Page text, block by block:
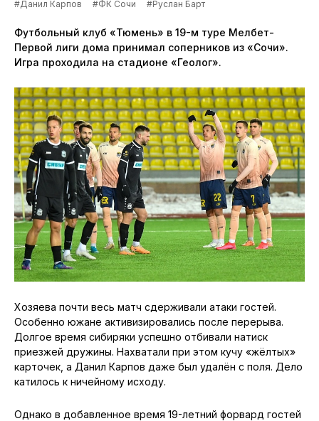
#Данил Карпов
#ФК Сочи #Руслан Барт
Футбольный клуб «Тюмень» в 19-м туре Мелбет-
Первой лиги дома принимал соперников из «Сочи».
Игра проходила на стадионе «Геолог».
Хозяева почти весь матч сдерживали атаки гостей.
Особенно южане активизировались после перерыва.
Долгое время сибиряки успешно отбивали натиск
приезжей дружины. Нахватали при этом кучу «жёлтых»
карточек, а Данил Карпов даже был удалён с поля. Дело
катилось к ничейному исходу.
Однако в добавленное время 19-летний форвард гостей